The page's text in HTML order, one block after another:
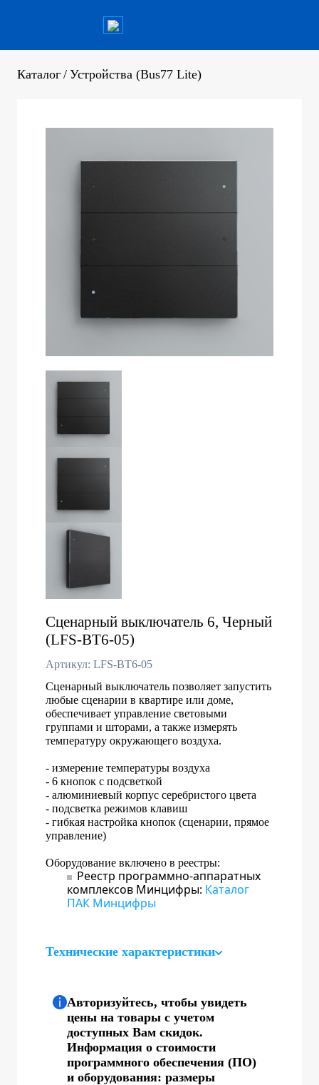
Каталог / Устройства (Bus77 Lite)
Сценарный выключатель 6, Черный
(LFS-BT6-05)
Артикул: LFS-BT6-05
Сценарный выключатель позволяет запустить
любые сценарии в квартире или доме,
обеспечивает управление световыми
группами и шторами, а также измерять
температуру окружающего воздуха.
- измерение температуры воздуха
- 6 кнопок с подсветкой
- алюминиевый корпус серебристого цвета
- подсветка режимов клавиш
- гибкая настройка кнопок (сценарии, прямое
управление)
Оборудование включено в реестры:
Реестр программно-аппаратных
комплексов Минцифры: Каталог
ПАК Минцифры
Технические характеристики
Авторизуйтесь, чтобы увидеть
цены на товары с учетом
доступных Вам скидок.
Информация о стоимости
программного обеспечения (ПО)
и оборудования: размеры